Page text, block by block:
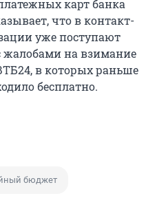
карт банка
что в контакт-
уже поступают
жалобами на взимание
в которых раньше
бесплатно.
бюджет